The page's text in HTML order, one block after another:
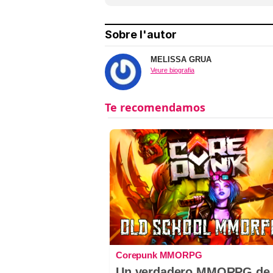
Sobre l'autor
MELISSA GRUA
Veure biografia
Corepunk MMORPG